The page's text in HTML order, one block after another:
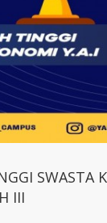
SWASTA
III